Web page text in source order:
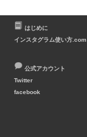
はじめに
インスタグラム使い方.com
公式アカウント
Twitter
facebook